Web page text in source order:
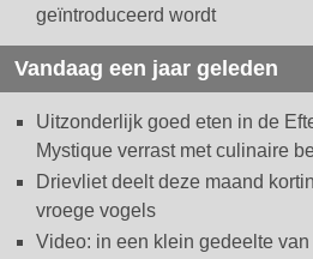
geïntroduceerd wordt
Vandaag een jaar geleden
Uitzonderlijk goed eten in de
Mystique verrast met culinaire
Drievliet deelt deze maand
vroege vogels
Video: in een klein gedeelte